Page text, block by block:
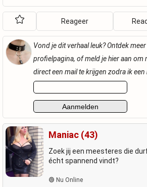
Reageer
Vond je dit verhaal leuk? Ontdek
profielpagina, of meld je hier aan om
direct een mail te krijgen zodra ik een
Maniac (43)
Zoek jij een meesteres die
écht spannend vindt?
🟢 Nu Online